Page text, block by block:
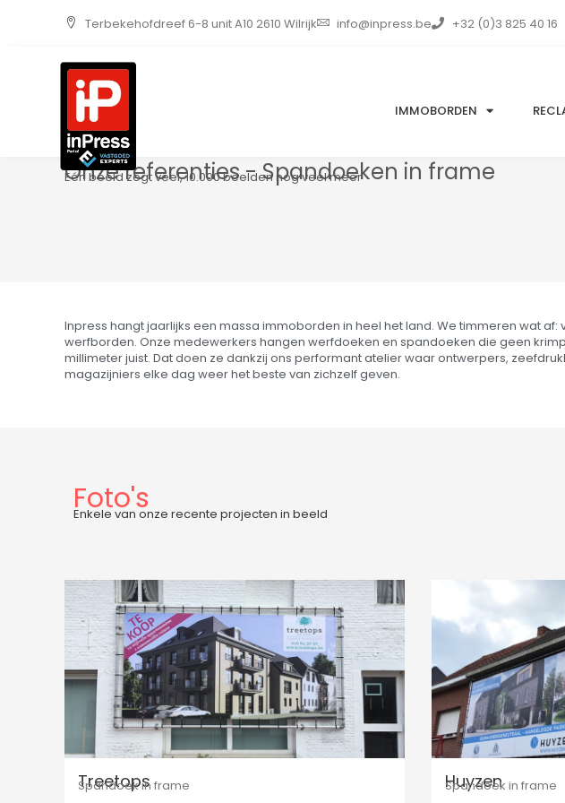
Terbekehofdreef 6-8 unit A10 2610 Wilrijk info@inpress.be +32 (0)3 825 40 16
IMMOBORDEN
Onze referenties - Spandoeken in frame
Eén beeld zegt veel, 10.000 beelden nog veel meer
Inpress hangt jaarlijks een massa immoborden in heel het land. We timmeren wat
werfborden. Onze medewerkers hangen werfdoeken en spandoeken die geen
millimeter juist. Dat doen ze dankzij ons performant atelier waar ontwerpers,
magazijniers elke dag weer het beste van zichzelf geven.
Foto's
Enkele van onze recente projecten in beeld
Treetops
Spandoek in frame Huyzen
Spandoek in frame